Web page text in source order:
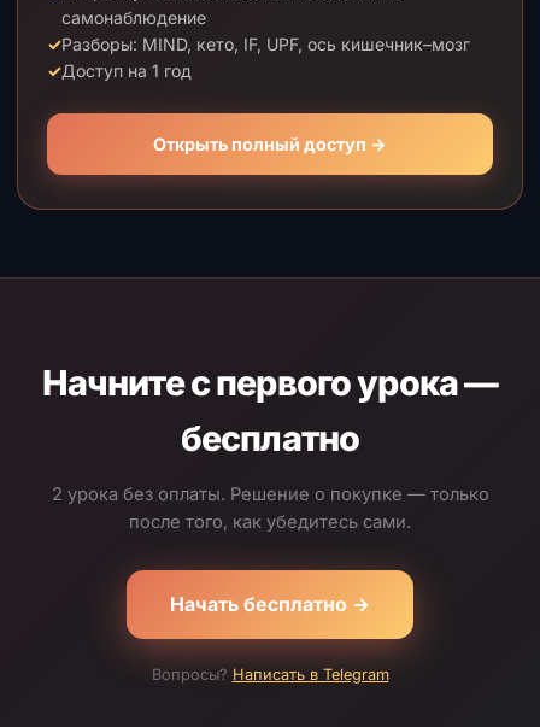
самонаблюдение
✓Разборы: MIND, кето, IF, UPF, ось кишечник–мозг
✓Доступ на 1 год
Открыть полный доступ →
Начните с первого урока —
бесплатно
2 урока без оплаты. Решение о покупке — только
после того, как убедитесь сами.
Начать бесплатно →
Вопросы? Написать в Telegram